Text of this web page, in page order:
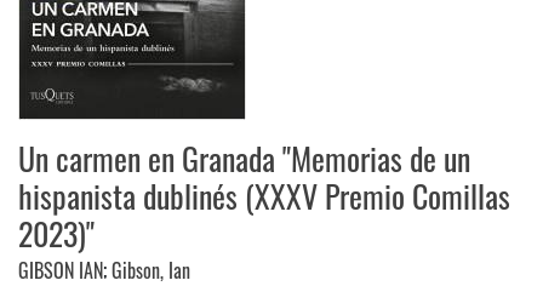
Un carmen en Granada "Memorias de un
hispanista dublinés (XXXV Premio Comillas
2023)"
GIBSON IAN;Gibson, Ian